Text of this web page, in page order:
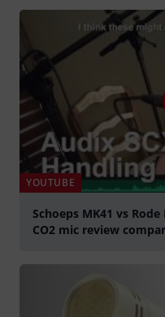
YOUTUBE
Schoeps MK41 vs
CO2 mic review